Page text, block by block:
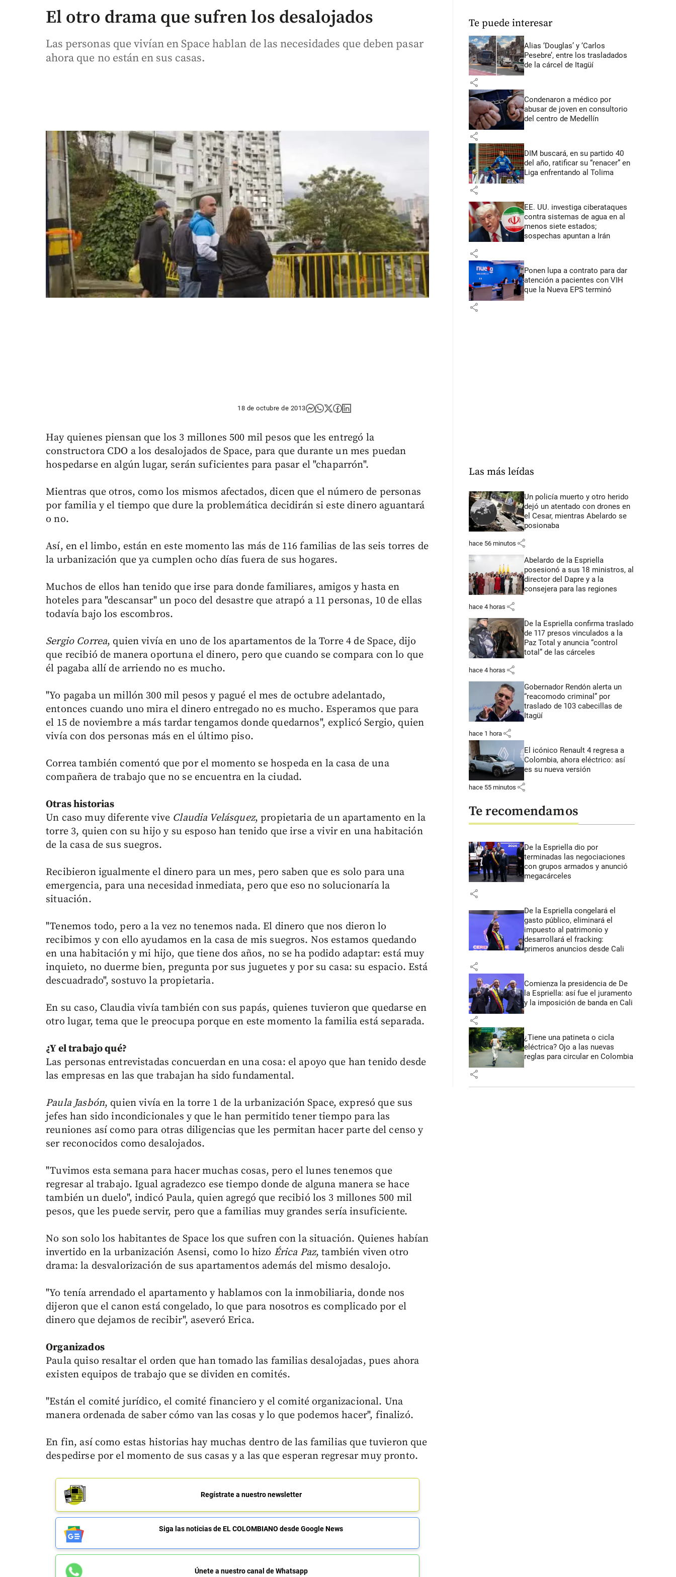
El otro drama que sufren los desalojados
Las personas que vivían en Space hablan de las necesidades que deben pasar
ahora que no están en sus casas.
18 de octubre de 2013
Hay quienes piensan que los 3 millones 500 mil pesos que les entregó la
constructora CDO a los desalojados de Space, para que durante un mes puedan
hospedarse en algún lugar, serán suficientes para pasar el "chaparrón".
Mientras que otros, como los mismos afectados, dicen que el número de personas
por familia y el tiempo que dure la problemática decidirán si este dinero aguantará
o no.
Así, en el limbo, están en este momento las más de 116 familias de las seis torres de
la urbanización que ya cumplen ocho días fuera de sus hogares.
Muchos de ellos han tenido que irse para donde familiares, amigos y hasta en
hoteles para "descansar" un poco del desastre que atrapó a 11 personas, 10 de ellas
todavía bajo los escombros.
Sergio Correa, quien vivía en uno de los apartamentos de la Torre 4 de Space, dijo
que recibió de manera oportuna el dinero, pero que cuando se compara con lo que
él pagaba allí de arriendo no es mucho.
"Yo pagaba un millón 300 mil pesos y pagué el mes de octubre adelantado,
entonces cuando uno mira el dinero entregado no es mucho. Esperamos que para
el 15 de noviembre a más tardar tengamos donde quedarnos", explicó Sergio, quien
vivía con dos personas más en el último piso.
Correa también comentó que por el momento se hospeda en la casa de una
compañera de trabajo que no se encuentra en la ciudad.
Otras historias
Un caso muy diferente vive Claudia Velásquez, propietaria de un apartamento en la
torre 3, quien con su hijo y su esposo han tenido que irse a vivir en una habitación
de la casa de sus suegros.
Recibieron igualmente el dinero para un mes, pero saben que es solo para una
emergencia, para una necesidad inmediata, pero que eso no solucionaría la
situación.
"Tenemos todo, pero a la vez no tenemos nada. El dinero que nos dieron lo
recibimos y con ello ayudamos en la casa de mis suegros. Nos estamos quedando
en una habitación y mi hijo, que tiene dos años, no se ha podido adaptar: está muy
inquieto, no duerme bien, pregunta por sus juguetes y por su casa: su espacio. Está
descuadrado", sostuvo la propietaria.
En su caso, Claudia vivía también con sus papás, quienes tuvieron que quedarse en
otro lugar, tema que le preocupa porque en este momento la familia está separada.
¿Y el trabajo qué?
Las personas entrevistadas concuerdan en una cosa: el apoyo que han tenido desde
las empresas en las que trabajan ha sido fundamental.
Paula Jasbón, quien vivía en la torre 1 de la urbanización Space, expresó que sus
jefes han sido incondicionales y que le han permitido tener tiempo para las
reuniones así como para otras diligencias que les permitan hacer parte del censo y
ser reconocidos como desalojados.
"Tuvimos esta semana para hacer muchas cosas, pero el lunes tenemos que
regresar al trabajo. Igual agradezco ese tiempo donde de alguna manera se hace
también un duelo", indicó Paula, quien agregó que recibió los 3 millones 500 mil
pesos, que les puede servir, pero que a familias muy grandes sería insuficiente.
No son solo los habitantes de Space los que sufren con la situación. Quienes habían
invertido en la urbanización Asensi, como lo hizo Érica Paz, también viven otro
drama: la desvalorización de sus apartamentos además del mismo desalojo.
"Yo tenía arrendado el apartamento y hablamos con la inmobiliaria, donde nos
dijeron que el canon está congelado, lo que para nosotros es complicado por el
dinero que dejamos de recibir", aseveró Erica.
Organizados
Paula quiso resaltar el orden que han tomado las familias desalojadas, pues ahora
existen equipos de trabajo que se dividen en comités.
"Están el comité jurídico, el comité financiero y el comité organizacional. Una
manera ordenada de saber cómo van las cosas y lo que podemos hacer", finalizó.
En fin, así como estas historias hay muchas dentro de las familias que tuvieron que
despedirse por el momento de sus casas y a las que esperan regresar muy pronto.
Regístrate a nuestro newsletter
Siga las noticias de EL COLOMBIANO desde Google News
Únete a nuestro canal de Whatsapp
Te puede interesar
Alias ‘Douglas’ y ‘Carlos
Pesebre’, entre los trasladados
de la cárcel de Itagüí
share
Condenaron a médico por
abusar de joven en consultorio
del centro de Medellín
share
DIM buscará, en su partido 40
del año, ratificar su “renacer” en
Liga enfrentando al Tolima
share
EE. UU. investiga ciberataques
contra sistemas de agua en al
menos siete estados;
sospechas apuntan a Irán
share
Ponen lupa a contrato para dar
atención a pacientes con VIH
que la Nueva EPS terminó
share
Las más leídas
Un policía muerto y otro herido
dejó un atentado con drones en
el Cesar, mientras Abelardo se
posionaba
hace 56 minutos share
Abelardo de la Espriella
posesionó a sus 18 ministros, al
director del Dapre y a la
consejera para las regiones
hace 4 horas share
De la Espriella confirma traslado
de 117 presos vinculados a la
Paz Total y anuncia “control
total” de las cárceles
hace 4 horas share
Gobernador Rendón alerta un
“reacomodo criminal” por
traslado de 103 cabecillas de
Itagüí
hace 1 hora share
El icónico Renault 4 regresa a
Colombia, ahora eléctrico: así
es su nueva versión
hace 55 minutos share
Te recomendamos
De la Espriella dio por
terminadas las negociaciones
con grupos armados y anunció
megacárceles
share
De la Espriella congelará el
gasto público, eliminará el
impuesto al patrimonio y
desarrollará el fracking:
primeros anuncios desde Cali
share
Comienza la presidencia de De
la Espriella: así fue el juramento
y la imposición de banda en Cali
share
¿Tiene una patineta o cicla
eléctrica? Ojo a las nuevas
reglas para circular en Colombia
share